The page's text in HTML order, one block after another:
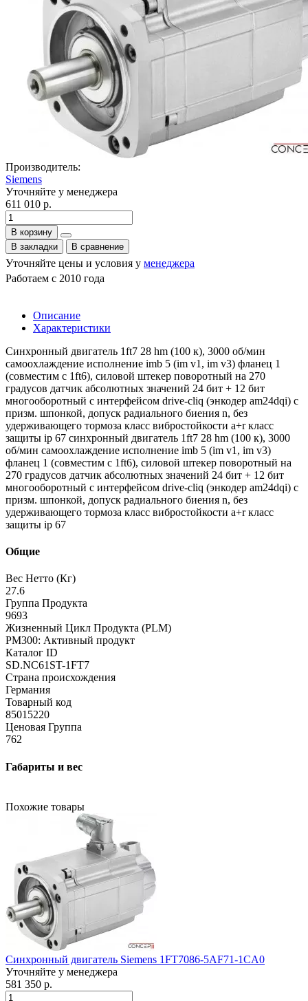
Производитель:
Siemens
Уточняйте у менеджера
611 010 р.
В корзину
В закладки
В сравнение
Уточняйте цены и условия у менеджера
Работаем с 2010 года
Описание
Характеристики
Синхронный двигатель 1ft7 28 hm (100 к), 3000 об/мин
самоохлаждение исполнение imb 5 (im v1, im v3) фланец 1
(совместим с 1ft6), силовой штекер поворотный на 270
градусов датчик абсолютных значений 24 бит + 12 бит
многооборотный с интерфейсом drive-cliq (энкодер am24dqi) с
призм. шпонкой, допуск радиального биения n, без
удерживающего тормоза класс вибростойкости a+r класс
защиты ip 67 синхронный двигатель 1ft7 28 hm (100 к), 3000
об/мин самоохлаждение исполнение imb 5 (im v1, im v3)
фланец 1 (совместим с 1ft6), силовой штекер поворотный на
270 градусов датчик абсолютных значений 24 бит + 12 бит
многооборотный с интерфейсом drive-cliq (энкодер am24dqi) с
призм. шпонкой, допуск радиального биения n, без
удерживающего тормоза класс вибростойкости a+r класс
защиты ip 67
Общие
Вес Нетто (Кг)
27.6
Группа Продукта
9693
Жизненный Цикл Продукта (PLM)
PM300: Активный продукт
Каталог ID
SD.NC61ST-1FT7
Страна происхождения
Германия
Товарный код
85015220
Ценовая Группа
762
Габариты и вес
Похожие товары
Синхронный двигатель Siemens 1FT7086-5AF71-1CA0
Уточняйте у менеджера
581 350 р.